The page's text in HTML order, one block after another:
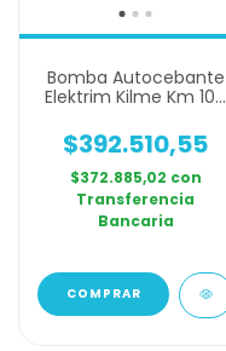
Bomba Autocebante
Elektrim Kilme Km 100
$392.510,55
$372.885,02 con
Transferencia
Bancaria